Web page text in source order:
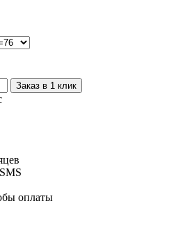
Заказ в 1 клик
оплаты